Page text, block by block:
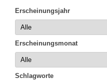
Erscheinungsjahr
Erscheinungsmonat
Schlagworte